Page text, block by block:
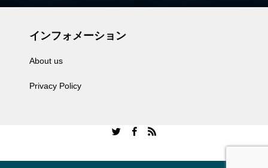
インフォメーション
About us
Privacy Policy